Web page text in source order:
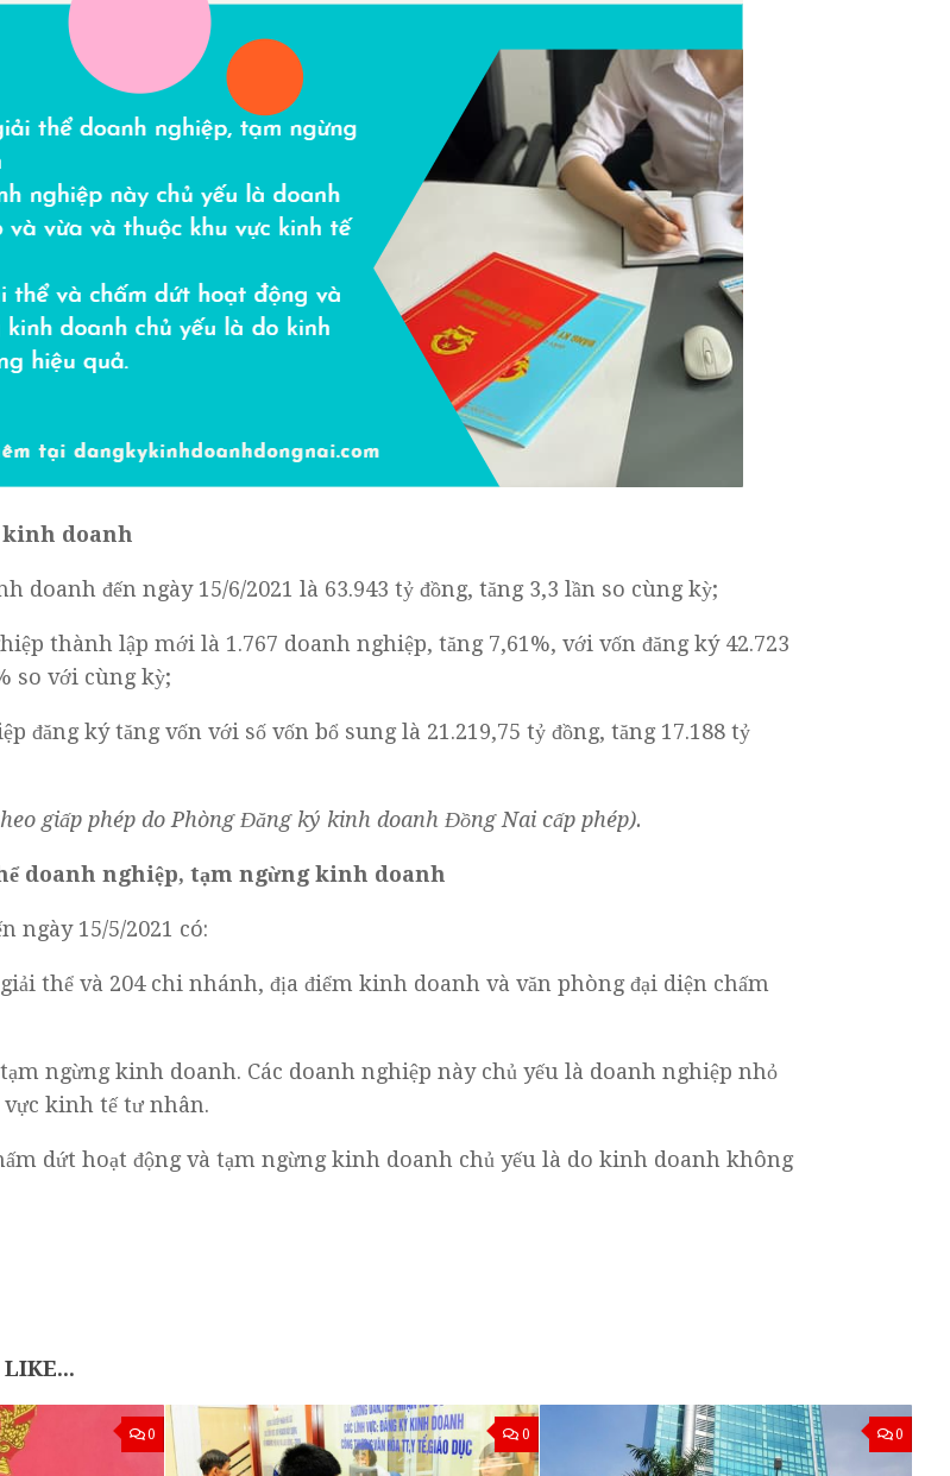
doanh
doanh đến ngày 15/6/2021 là 63.943 tỷ đồng, tăng 3,3 lần so cùng kỳ;
thành lập mới là 1.767 doanh nghiệp, tăng 7,61%, với vốn đăng ký 42.723
so với cùng kỳ;
đăng ký tăng vốn với số vốn bổ sung là 21.219,75 tỷ đồng, tăng 17.188 tỷ
giấp phép do Phòng Đăng ký kinh doanh Đồng Nai cấp phép).
doanh nghiệp, tạm ngừng kinh doanh
ngày 15/5/2021 có:
thể và 204 chi nhánh, địa điểm kinh doanh và văn phòng đại diện chấm
ngừng kinh doanh. Các doanh nghiệp này chủ yếu là doanh nghiệp nhỏ
kinh tế tư nhân.
dứt hoạt động và tạm ngừng kinh doanh chủ yếu là do kinh doanh không
LIKE...
0 0 0